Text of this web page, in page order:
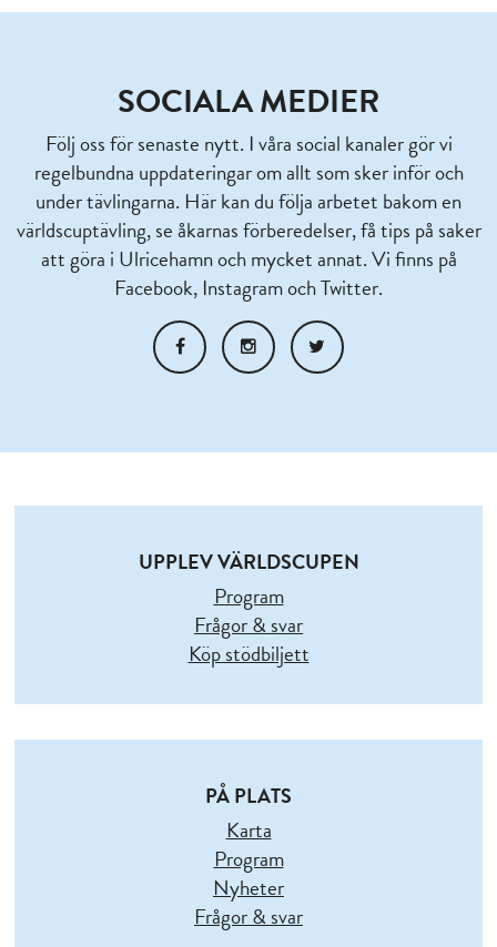
SOCIALA MEDIER
Följ oss för senaste nytt. I våra social kanaler gör vi
regelbundna uppdateringar om allt som sker inför och
under tävlingarna. Här kan du följa arbetet bakom en
världscuptävling, se åkarnas förberedelser, få tips på saker
att göra i Ulricehamn och mycket annat. Vi finns på
Facebook, Instagram och Twitter.
UPPLEV VÄRLDSCUPEN
Program
Frågor & svar
Köp stödbiljett
PÅ PLATS
Karta
Program
Nyheter
Frågor & svar